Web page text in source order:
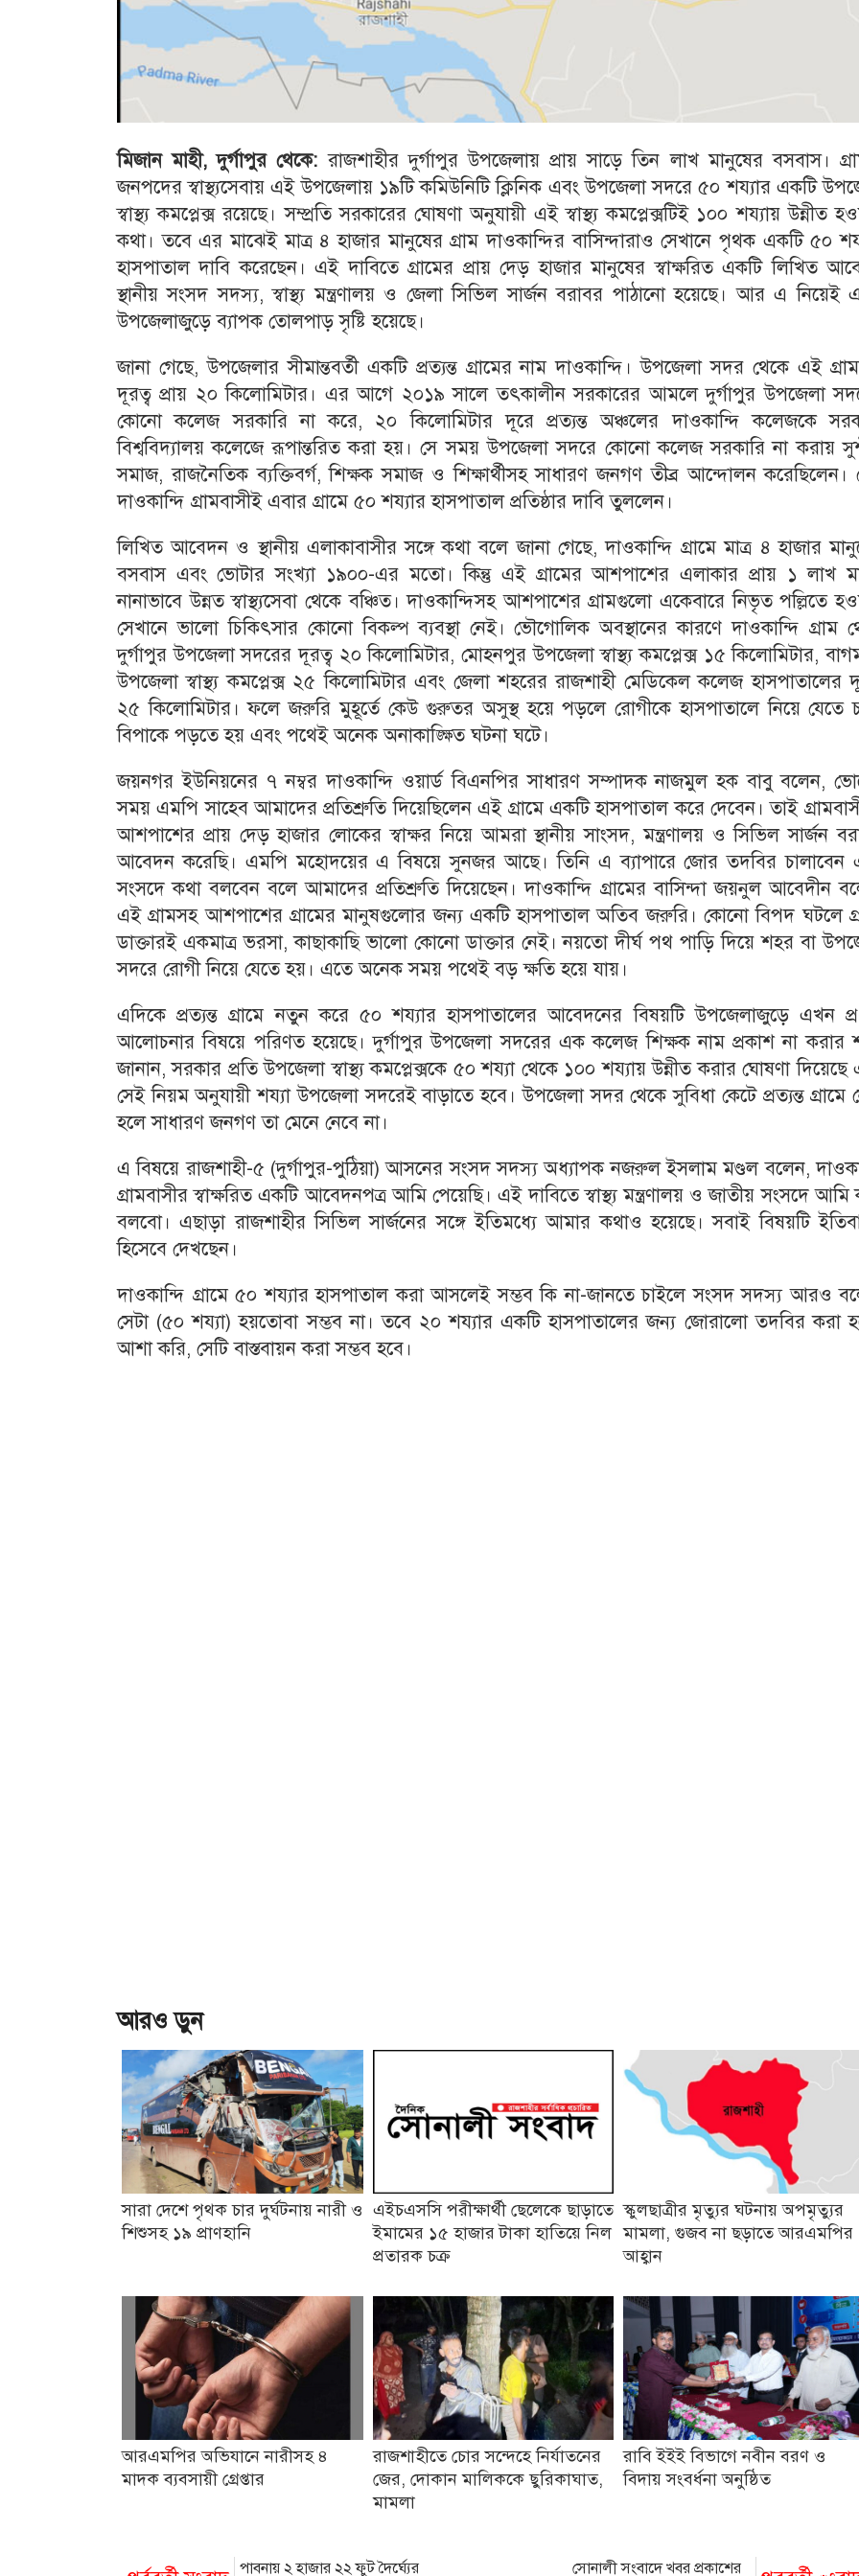
মিজান মাহী, দুর্গাপুর থেকে: রাজশাহীর দুর্গাপুর উপজেলায় প্রায় সাড়ে তিন লাখ মানুষের বসবাস।
জনপদের স্বাস্থ্যসেবায় এই উপজেলায় ১৯টি কমিউনিটি ক্লিনিক এবং উপজেলা সদরে ৫০ শয্যার একটি
স্বাস্থ্য কমপ্লেক্স রয়েছে। সম্প্রতি সরকারের ঘোষণা অনুযায়ী এই স্বাস্থ্য কমপ্লেক্সটিই ১০০ শয্যায় উন্নীত
কথা। তবে এর মাঝেই মাত্র ৪ হাজার মানুষের গ্রাম দাওকান্দির বাসিন্দারাও সেখানে পৃথক একটি ৫০
হাসপাতাল দাবি করেছেন। এই দাবিতে গ্রামের প্রায় দেড় হাজার মানুষের স্বাক্ষরিত একটি লিখিত
স্থানীয় সংসদ সদস্য, স্বাস্থ্য মন্ত্রণালয় ও জেলা সিভিল সার্জন বরাবর পাঠানো হয়েছে। আর এ নিয়েই
উপজেলাজুড়ে ব্যাপক তোলপাড় সৃষ্টি হয়েছে।
জানা গেছে, উপজেলার সীমান্তবর্তী একটি প্রত্যন্ত গ্রামের নাম দাওকান্দি। উপজেলা সদর থেকে এই
দূরত্ব প্রায় ২০ কিলোমিটার। এর আগে ২০১৯ সালে তৎকালীন সরকারের আমলে দুর্গাপুর উপজেলা
কোনো কলেজ সরকারি না করে, ২০ কিলোমিটার দূরে প্রত্যন্ত অঞ্চলের দাওকান্দি কলেজকে
বিশ্ববিদ্যালয় কলেজে রূপান্তরিত করা হয়। সে সময় উপজেলা সদরে কোনো কলেজ সরকারি না করায়
সমাজ, রাজনৈতিক ব্যক্তিবর্গ, শিক্ষক সমাজ ও শিক্ষার্থীসহ সাধারণ জনগণ তীব্র আন্দোলন করেছিলেন।
দাওকান্দি গ্রামবাসীই এবার গ্রামে ৫০ শয্যার হাসপাতাল প্রতিষ্ঠার দাবি তুললেন।
লিখিত আবেদন ও স্থানীয় এলাকাবাসীর সঙ্গে কথা বলে জানা গেছে, দাওকান্দি গ্রামে মাত্র ৪ হাজার
বসবাস এবং ভোটার সংখ্যা ১৯০০-এর মতো। কিন্তু এই গ্রামের আশপাশের এলাকার প্রায় ১ লাখ
নানাভাবে উন্নত স্বাস্থ্যসেবা থেকে বঞ্চিত। দাওকান্দিসহ আশপাশের গ্রামগুলো একেবারে নিভৃত পল্লিতে
সেখানে ভালো চিকিৎসার কোনো বিকল্প ব্যবস্থা নেই। ভৌগোলিক অবস্থানের কারণে দাওকান্দি গ্রাম
দুর্গাপুর উপজেলা সদরের দূরত্ব ২০ কিলোমিটার, মোহনপুর উপজেলা স্বাস্থ্য কমপ্লেক্স ১৫ কিলোমিটার,
উপজেলা স্বাস্থ্য কমপ্লেক্স ২৫ কিলোমিটার এবং জেলা শহরের রাজশাহী মেডিকেল কলেজ হাসপাতালের
২৫ কিলোমিটার। ফলে জরুরি মুহূর্তে কেউ গুরুতর অসুস্থ হয়ে পড়লে রোগীকে হাসপাতালে নিয়ে যেতে
বিপাকে পড়তে হয় এবং পথেই অনেক অনাকাঙ্ক্ষিত ঘটনা ঘটে।
জয়নগর ইউনিয়নের ৭ নম্বর দাওকান্দি ওয়ার্ড বিএনপির সাধারণ সম্পাদক নাজমুল হক বাবু বলেন,
সময় এমপি সাহেব আমাদের প্রতিশ্রুতি দিয়েছিলেন এই গ্রামে একটি হাসপাতাল করে দেবেন। তাই
আশপাশের প্রায় দেড় হাজার লোকের স্বাক্ষর নিয়ে আমরা স্থানীয় সাংসদ, মন্ত্রণালয় ও সিভিল সার্জন
আবেদন করেছি। এমপি মহোদয়ের এ বিষয়ে সুনজর আছে। তিনি এ ব্যাপারে জোর তদবির চালাবেন
সংসদে কথা বলবেন বলে আমাদের প্রতিশ্রুতি দিয়েছেন। দাওকান্দি গ্রামের বাসিন্দা জয়নুল আবেদীন
এই গ্রামসহ আশপাশের গ্রামের মানুষগুলোর জন্য একটি হাসপাতাল অতিব জরুরি। কোনো বিপদ ঘটলে
ডাক্তারই একমাত্র ভরসা, কাছাকাছি ভালো কোনো ডাক্তার নেই। নয়তো দীর্ঘ পথ পাড়ি দিয়ে শহর বা
সদরে রোগী নিয়ে যেতে হয়। এতে অনেক সময় পথেই বড় ক্ষতি হয়ে যায়।
এদিকে প্রত্যন্ত গ্রামে নতুন করে ৫০ শয্যার হাসপাতালের আবেদনের বিষয়টি উপজেলাজুড়ে এখন
আলোচনার বিষয়ে পরিণত হয়েছে। দুর্গাপুর উপজেলা সদরের এক কলেজ শিক্ষক নাম প্রকাশ না করার
জানান, সরকার প্রতি উপজেলা স্বাস্থ্য কমপ্লেক্সকে ৫০ শয্যা থেকে ১০০ শয্যায় উন্নীত করার ঘোষণা দিয়েছে
সেই নিয়ম অনুযায়ী শয্যা উপজেলা সদরেই বাড়াতে হবে। উপজেলা সদর থেকে সুবিধা কেটে প্রত্যন্ত গ্রামে
হলে সাধারণ জনগণ তা মেনে নেবে না।
এ বিষয়ে রাজশাহী-৫ (দুর্গাপুর-পুঠিয়া) আসনের সংসদ সদস্য অধ্যাপক নজরুল ইসলাম মণ্ডল বলেন,
গ্রামবাসীর স্বাক্ষরিত একটি আবেদনপত্র আমি পেয়েছি। এই দাবিতে স্বাস্থ্য মন্ত্রণালয় ও জাতীয় সংসদে আমি
বলবো। এছাড়া রাজশাহীর সিভিল সার্জনের সঙ্গে ইতিমধ্যে আমার কথাও হয়েছে। সবাই বিষয়টি
হিসেবে দেখছেন।
দাওকান্দি গ্রামে ৫০ শয্যার হাসপাতাল করা আসলেই সম্ভব কি না-জানতে চাইলে সংসদ সদস্য আরও
সেটা (৫০ শয্যা) হয়তোবা সম্ভব না। তবে ২০ শয্যার একটি হাসপাতালের জন্য জোরালো তদবির করা
আশা করি, সেটি বাস্তবায়ন করা সম্ভব হবে।
আরও ড়ুন
সারা দেশে পৃথক চার দুর্ঘটনায় নারী ও
শিশুসহ ১৯ প্রাণহানি
এইচএসসি পরীক্ষার্থী ছেলেকে ছাড়াতে
ইমামের ১৫ হাজার টাকা হাতিয়ে নিল
প্রতারক চক্র
স্কুলছাত্রীর মৃত্যুর ঘটনায় অপমৃত্যুর
মামলা, গুজব না ছড়াতে আরএমপির
আহ্বান
আরএমপির অভিযানে নারীসহ ৪
মাদক ব্যবসায়ী গ্রেপ্তার
রাজশাহীতে চোর সন্দেহে নির্যাতনের
জের, দোকান মালিককে ছুরিকাঘাত,
মামলা
রাবি ইইই বিভাগে নবীন বরণ ও
বিদায় সংবর্ধনা অনুষ্ঠিত
পাবনায় ২ হাজার ২২ ফুট দৈর্ঘ্যের সোনালী সংবাদে খবর প্রকাশের